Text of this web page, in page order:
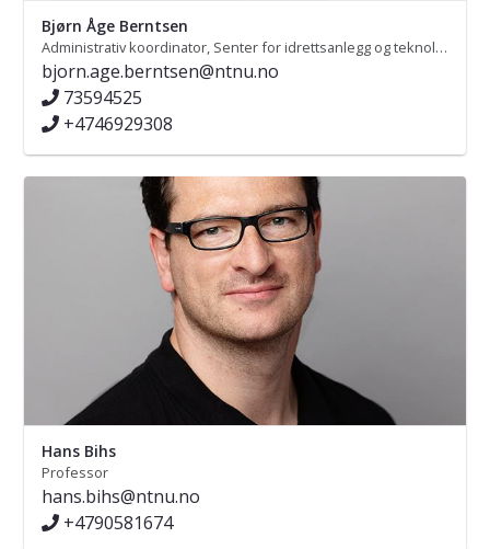
Bjørn Åge Berntsen
Administrativ koordinator, Senter for idrettsanlegg og teknologi
bjorn.age.berntsen@ntnu.no
73594525
+4746929308
Hans Bihs
Professor
hans.bihs@ntnu.no
+4790581674